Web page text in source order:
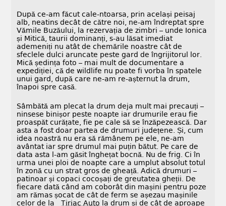
După ce-am făcut cale-ntoarsa, prin același peisaj
alb, neatins decât de către noi, ne-am îndreptat spre
Vămile Buzăului, la rezervația de zimbri – unde Ionica
și Mitică, taurii dominanți, s-au lăsat imediat
ademeniți nu atât de chemările noastre cât de
sfeclele dulci aruncate peste gard de îngrijitorul lor.
Mică ședința foto – mai mult de documentare a
expediției, că de wildlife nu poate fi vorba în spatele
unui gard, după care ne-am re-așternut la drum,
înapoi spre casă.
Sâmbătă am plecat la drum deja mult mai precauți –
ninsese binișor peste noapte iar drumurile erau fie
proaspăt curățate, fie pe cale să se înzăpezească. Dar
asta a fost doar partea de drumuri județene. Și, cum
idea noastră nu era să rămânem pe ele, ne-am
avântat iar spre drumul mai puțin bătut. Pe care de
data asta l-am găsit înghețat bocnă. Nu de frig. Ci în
urma unei ploi de noapte care a umplut absolut totul
în zonă cu un strat gros de gheață. Adică drumuri –
patinoar și copaci cocoșați de greutatea gheții. De
fiecare dată când am coborât din mașini pentru poze
am rămas șocat de cât de ferm se așezau mașinile
celor de laȚiriac Auto la drum și de cât de aproape